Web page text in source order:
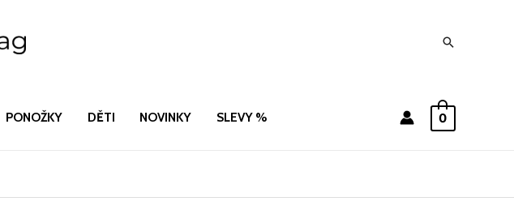
Hledat
PONOŽKY DĚTI NOVINKY SLEVY % 0